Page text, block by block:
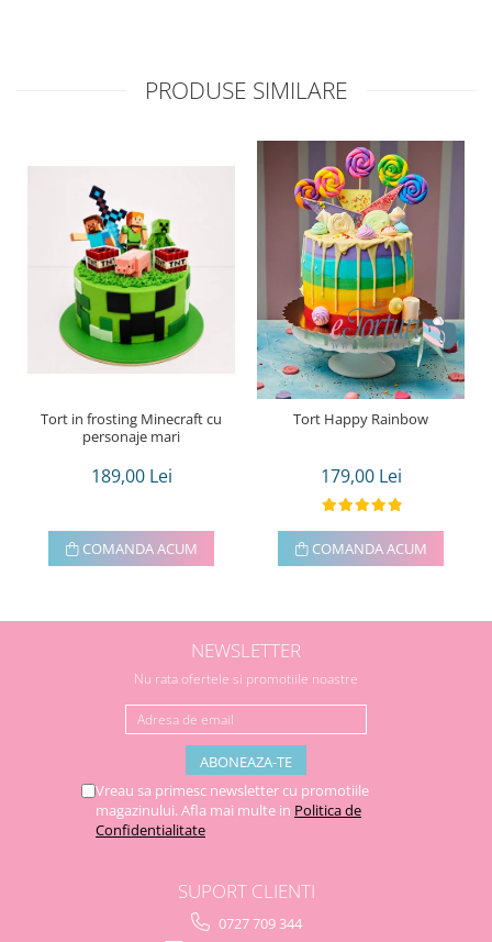
PRODUSE SIMILARE
Tort in frosting Minecraft cu
personaje mari
189,00 Lei
COMANDA ACUM
Tort Happy Rainbow
179,00 Lei
COMANDA ACUM
NEWSLETTER
Nu rata ofertele si promotiile noastre
Vreau sa primesc newsletter cu promotiile
magazinului. Afla mai multe in Politica de
Confidentialitate
SUPORT CLIENTI
0727 709 344